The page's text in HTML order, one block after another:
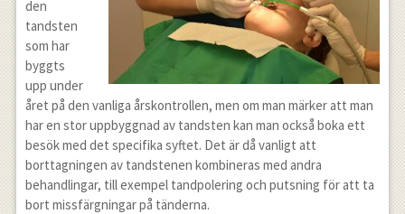
den
tandsten
som har
byggts
upp under
året på den vanliga årskontrollen, men om man märker att man
har en stor uppbyggnad av tandsten kan man också boka ett
besök med det specifika syftet. Det är då vanligt att
borttagningen av tandstenen kombineras med andra
behandlingar, till exempel tandpolering och putsning för att ta
bort missfärgningar på tänderna.